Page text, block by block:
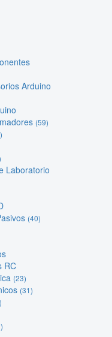
Arduino
(59)
Laboratorio
(40)
RC
(23)
(31)